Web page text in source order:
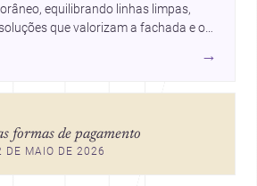
equilibrando linhas limpas,
que valorizam a fachada e o
→
formas de pagamento
DE MAIO DE 2026